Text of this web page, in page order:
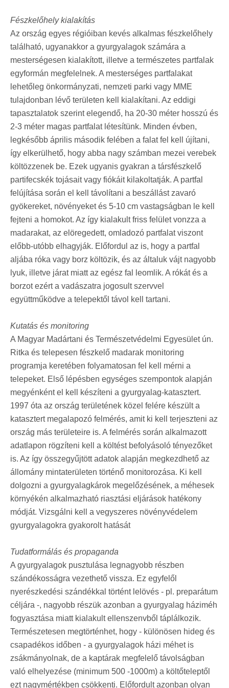
Fészkelőhely kialakítás
Az ország egyes régióiban kevés alkalmas fészkelőhely
található, ugyanakkor a gyurgyalagok számára a
mesterségesen kialakított, illetve a természetes partfalak
egyformán megfelelnek. A mesterséges partfalakat
lehetőleg önkormányzati, nemzeti parki vagy MME
tulajdonban lévő területen kell kialakítani. Az eddigi
tapasztalatok szerint elegendő, ha 20-30 méter hosszú és
2-3 méter magas partfalat létesítünk. Minden évben,
legkésőbb április második felében a falat fel kell újítani,
így elkerülhető, hogy abba nagy számban mezei verebek
költözzenek be. Ezek ugyanis gyakran a társfészkelő
partifecskék tojásait vagy fiókáit kilakoltatják. A partfal
felújítása során el kell távolítani a beszállást zavaró
gyökereket, növényeket és 5-10 cm vastagságban le kell
fejteni a homokot. Az így kialakult friss felület vonzza a
madarakat, az elöregedett, omladozó partfalat viszont
előbb-utóbb elhagyják. Előfordul az is, hogy a partfal
aljába róka vagy borz költözik, és az általuk vájt nagyobb
lyuk, illetve járat miatt az egész fal leomlik. A rókát és a
borzot ezért a vadászatra jogosult szervvel
együttműködve a telepektől távol kell tartani.
Kutatás és monitoring
A Magyar Madártani és Természetvédelmi Egyesület ún.
Ritka és telepesen fészkelő madarak monitoring
programja keretében folyamatosan fel kell mérni a
telepeket. Első lépésben egységes szempontok alapján
megyénként el kell készíteni a gyurgyalag-katasztert.
1997 óta az ország területének közel felére készült a
katasztert megalapozó felmérés, amit ki kell terjeszteni az
ország más területeire is. A felmérés során alkalmazott
adatlapon rögzíteni kell a költést befolyásoló tényezőket
is. Az így összegyűjtött adatok alapján megkezdhető az
állomány mintaterületen történő monitorozása. Ki kell
dolgozni a gyurgyalagkárok megelőzésének, a méhesek
környékén alkalmazható riasztási eljárások hatékony
módját. Vizsgálni kell a vegyszeres növényvédelem
gyurgyalagokra gyakorolt hatását
Tudatformálás és propaganda
A gyurgyalagok pusztulása legnagyobb részben
szándékosságra vezethető vissza. Ez egyfelől
nyerészkedési szándékkal történt lelövés - pl. preparátum
céljára -, nagyobb részük azonban a gyurgyalag háziméh
fogyasztása miatt kialakult ellenszenvből táplálkozik.
Természetesen megtörténhet, hogy - különösen hideg és
csapadékos időben - a gyurgyalagok házi méhet is
zsákmányolnak, de a kaptárak megfelelő távolságban
való elhelyezése (minimum 500 -1000m) a költőteleptől
ezt nagymértékben csökkenti. Előfordult azonban olyan